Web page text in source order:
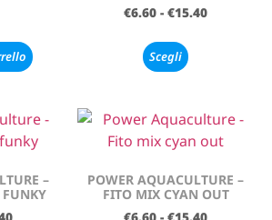
€6.60 - €15.40
Scegli
–
POWER AQUACULTURE –
FITO MIX CYAN OUT